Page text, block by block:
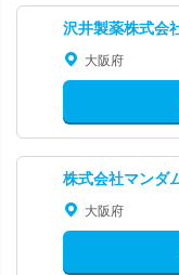
沢井製薬株式会
大阪府
株式会社マンダ
大阪府